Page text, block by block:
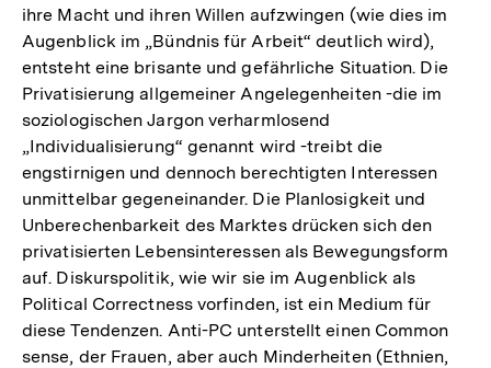
ihre Macht und ihren Willen aufzwingen (wie dies im
Augenblick im „Bündnis für Arbeit“ deutlich wird),
entsteht eine brisante und gefährliche Situation. Die
Privatisierung allgemeiner Angelegenheiten -die im
soziologischen Jargon verharmlosend
„Individualisierung“ genannt wird -treibt die
engstirnigen und dennoch berechtigten Interessen
unmittelbar gegeneinander. Die Planlosigkeit und
Unberechenbarkeit des Marktes drücken sich den
privatisierten Lebensinteressen als Bewegungsform
auf. Diskurspolitik, wie wir sie im Augenblick als
Political Correctness vorfinden, ist ein Medium für
diese Tendenzen. Anti-PC unterstellt einen Common
sense, der Frauen, aber auch Minderheiten (Ethnien,